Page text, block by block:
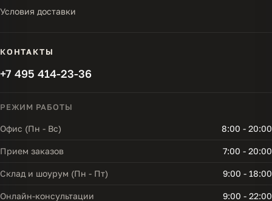
Условия доставки
КОНТАКТЫ
+7 495 414-23-36
РЕЖИМ РАБОТЫ
Офис (Пн - Вс) 8:00 - 20:00
Прием заказов 7:00 - 20:00
Склад и шоурум (Пн - Пт) 9:00 - 18:00
Онлайн-консультации 9:00 - 22:00